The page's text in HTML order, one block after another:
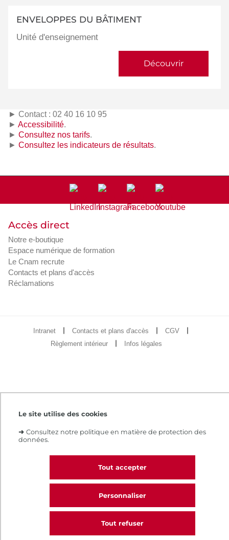
Le site utilise des cookies
➜ Consultez notre politique en matière de protection des
données.
Tout accepter
Tout refuser
Personnaliser
CALL
ENVELOPPES DU BÂTIMENT
Unité d'enseignement
Découvrir
► Contact : 02 40 16 10 95
► Accessibilité.
► Consultez nos tarifs.
► Consultez les indicateurs de résultats.
Accès direct
Notre e-boutique
Espace numérique de formation
Le Cnam recrute
Contacts et plans d'accès
Réclamations
Intranet Contacts et plans d'accès
CGV
Règlement intérieur
Infos légales